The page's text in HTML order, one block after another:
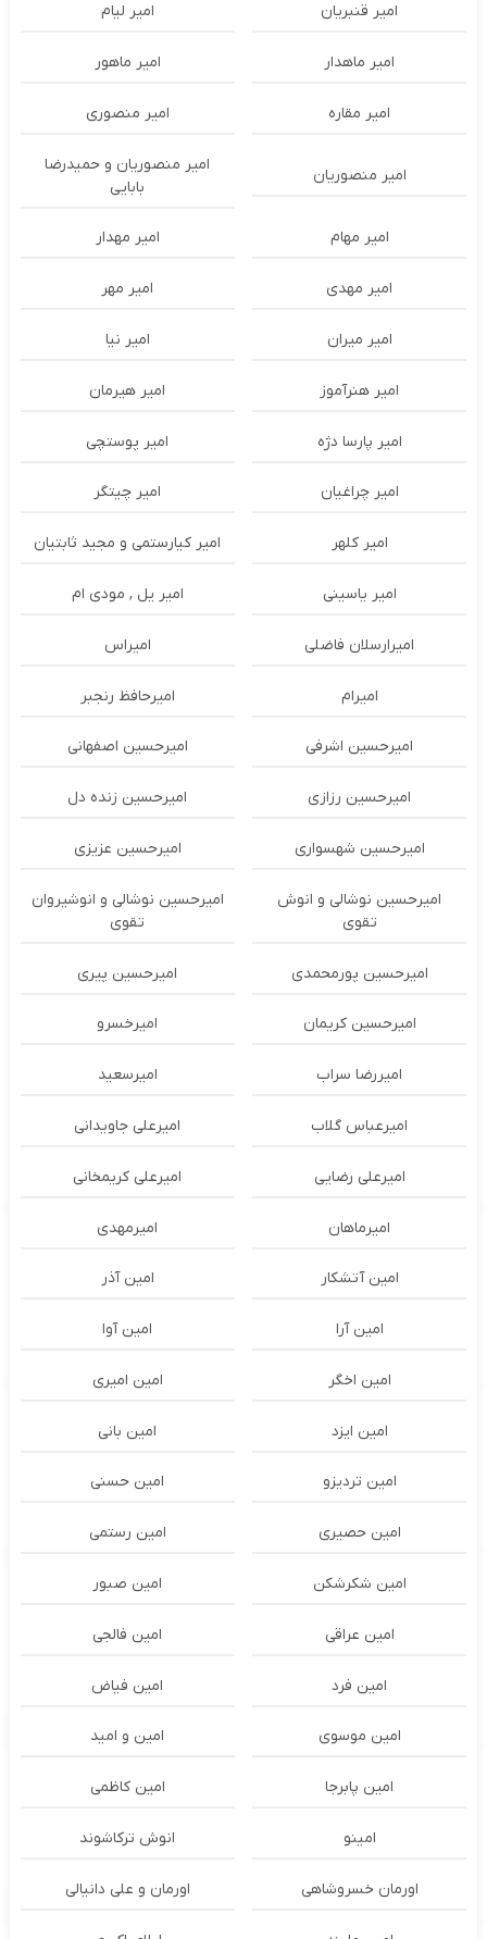
امیر قنبریان امیر لیام
امیر ماهدار امیر ماهور
امیر مقاره امیر منصوری
امیر منصوریان
امیر منصوریان و حمیدرضا
بابایی
امیر مهام امیر مهدار
امیر مهدی امیر مهر
امیر میران امیر نیا
امیر هنرآموز امیر هیرمان
امیر پارسا دژه امیر پوستچی
امیر چراغیان امیر چیتگر
امیر کلهر امیر کیارستمی و مجید ثابتیان
امیر یاسینی امیر یل , مودی ام
امیرارسلان فاضلی امیراس
امیرام امیرحافظ رنجبر
امیرحسین اشرفی امیرحسین اصفهانی
امیرحسین رزازی امیرحسین زنده دل
امیرحسین شهسواری امیرحسین عزیزی
امیرحسین نوشالی و انوش
تقوی
امیرحسین نوشالی و انوشیروان
تقوی
امیرحسین پورمحمدی امیرحسین پیری
امیرحسین کریمان امیرخسرو
امیررضا سراب امیرسعید
امیرعباس گلاب امیرعلی جاویدانی
امیرعلی رضایی امیرعلی کریمخانی
امیرماهان امیرمهدی
امین آتشکار امین آذر
امین آرا امین آوا
امین اخگر امین امیری
امین ایزد امین بانی
امین تردیزو امین حسنی
امین حصیری امین رستمی
امین شکرشکن امین صبور
امین عراقی امین فالجی
امین فرد امین فیاض
امین موسوی امین و امید
امین پابرجا امین کاظمی
امینو انوش ترکاشوند
اورمان خسروشاهی اورمان و علی دانیالی